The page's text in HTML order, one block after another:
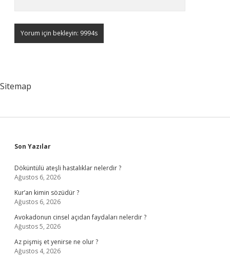
Sitemap
Sidebar
Son Yazılar
Döküntülü ateşli hastalıklar nelerdir ?
Ağustos 6, 2026
Kur’an kimin sözüdür ?
Ağustos 6, 2026
Avokadonun cinsel açıdan faydaları nelerdir ?
Ağustos 5, 2026
Az pişmiş et yenirse ne olur ?
Ağustos 4, 2026